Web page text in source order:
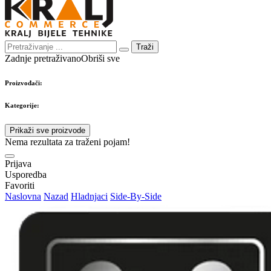
Traži
Zadnje pretraživanoObriši sve
Proizvođači:
Kategorije:
Prikaži sve proizvode
Nema rezultata za traženi pojam!
Prijava
Usporedba
Favoriti
Naslovna Nazad Hladnjaci Side-By-Side